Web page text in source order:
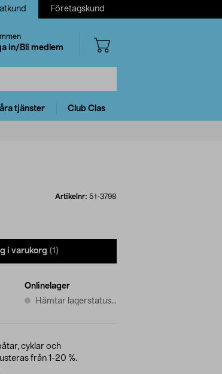
Företagskund
in/Bli medlem
tjänster Club Clas
Artikelnr: 51-3798
i varukorg (1)
Onlinelager
Hämtar lagerstatus...
cyklar och
från 1-20 %.